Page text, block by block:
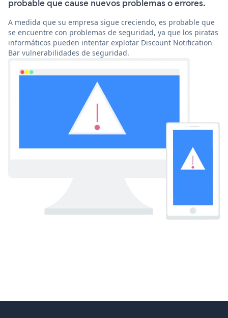
probable que cause nuevos problemas o errores.
A medida que su empresa sigue creciendo, es probable que
se encuentre con problemas de seguridad, ya que los piratas
informáticos pueden intentar explotar Discount Notification
Bar vulnerabilidades de seguridad.